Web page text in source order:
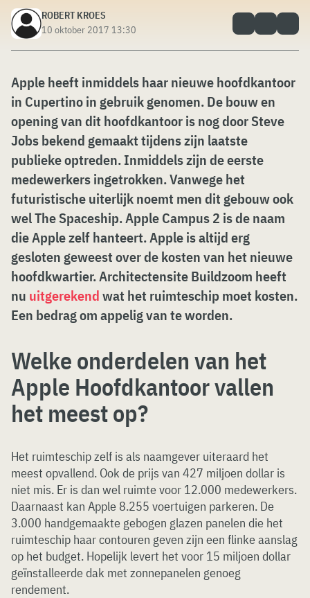
ROBERT KROES
10 oktober 2017 13:30
Apple heeft inmiddels haar nieuwe hoofdkantoor
in Cupertino in gebruik genomen. De bouw en
opening van dit hoofdkantoor is nog door Steve
Jobs bekend gemaakt tijdens zijn laatste
publieke optreden. Inmiddels zijn de eerste
medewerkers ingetrokken. Vanwege het
futuristische uiterlijk noemt men dit gebouw ook
wel The Spaceship. Apple Campus 2 is de naam
die Apple zelf hanteert. Apple is altijd erg
gesloten geweest over de kosten van het nieuwe
hoofdkwartier. Architectensite Buildzoom heeft
nu uitgerekendwat het ruimteschip moet kosten.
Een bedrag om appelig van te worden.
Welke onderdelen van het
Apple Hoofdkantoor vallen
het meest op?
Het ruimteschip zelf is als naamgever uiteraard het
meest opvallend. Ook de prijs van 427 miljoen dollar is
niet mis. Er is dan wel ruimte voor 12.000 medewerkers.
Daarnaast kan Apple 8.255 voertuigen parkeren. De
3.000 handgemaakte gebogen glazen panelen die het
ruimteschip haar contouren geven zijn een flinke aanslag
op het budget. Hopelijk levert het voor 15 miljoen dollar
geïnstalleerde dak met zonnepanelen genoeg
rendement.